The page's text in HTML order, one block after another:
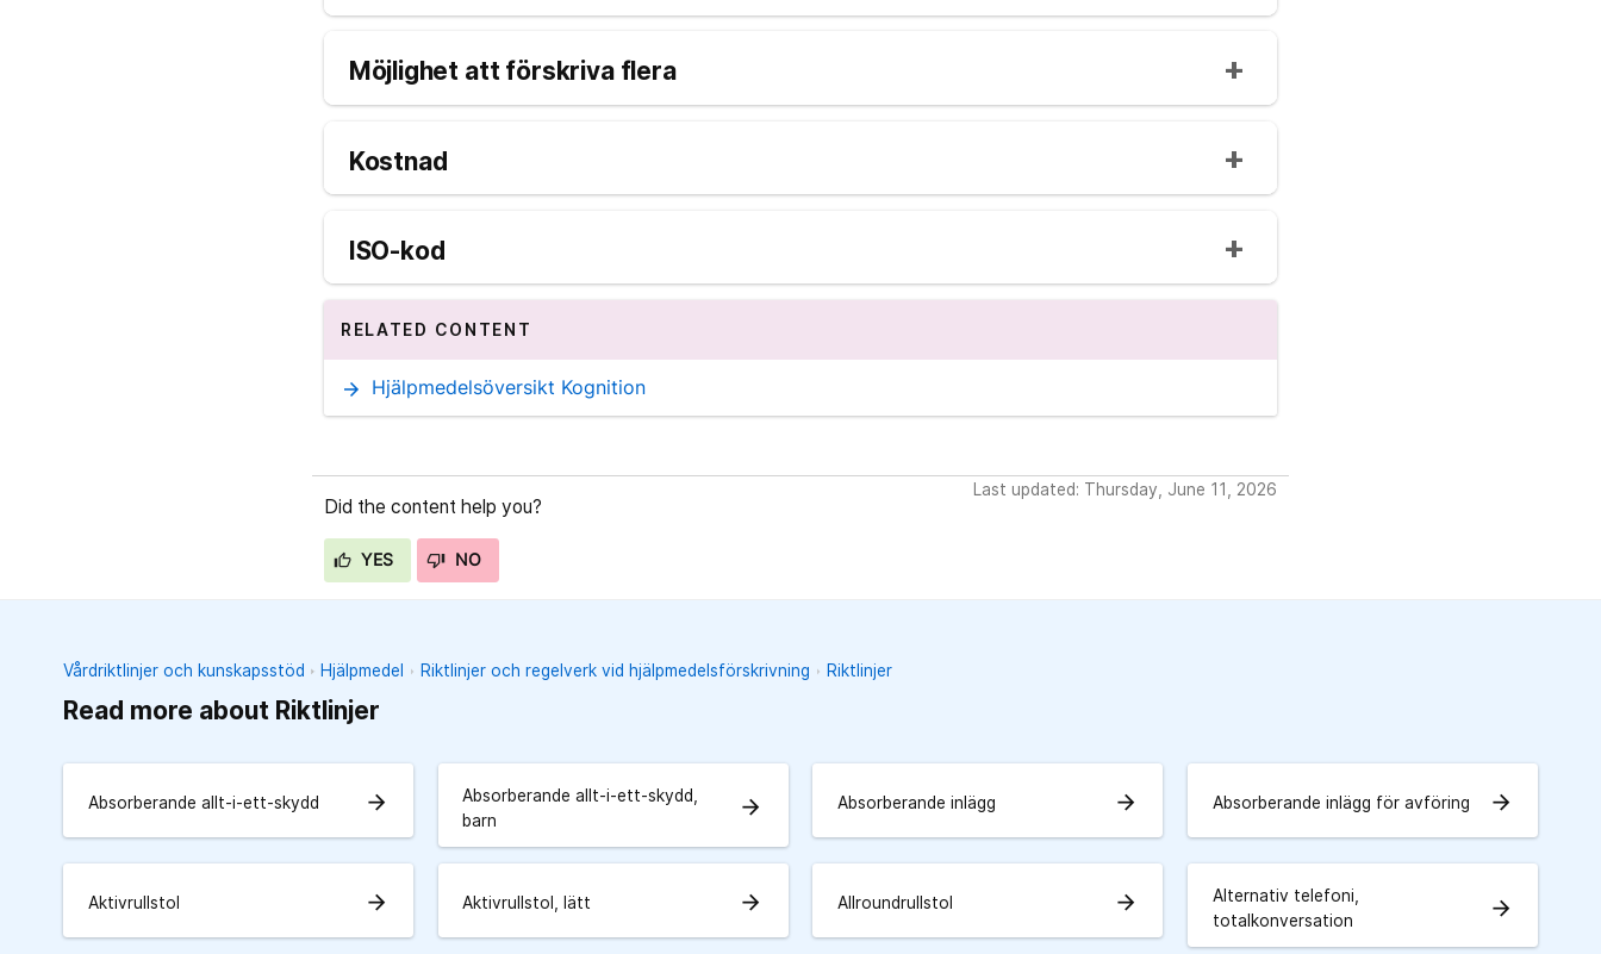
Möjlighet att förskriva flera
Kostnad
ISO-kod
RELATED CONTENT
arrow_forward Hjälpmedelsöversikt Kognition
Did the content help you?
YES NO
Last updated: Thursday, June 11, 2026
Vårdriktlinjer och kunskapsstöd Hjälpmedel Riktlinjer och regelverk vid hjälpmedelsförskrivning Riktlinjer
Read more about Riktlinjer
Absorberande allt-i-ett-skydd arrow_forward
Absorberande allt-i-ett-skydd,
barn
arrow_forward Absorberande inlägg arrow_forward Absorberande inlägg för avföring arrow_forward
Aktivrullstol arrow_forward Aktivrullstol, lätt arrow_forward Allroundrullstol arrow_forward
Alternativ telefoni,
totalkonversation
arrow_forward